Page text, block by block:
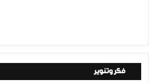
فكر وتنوير